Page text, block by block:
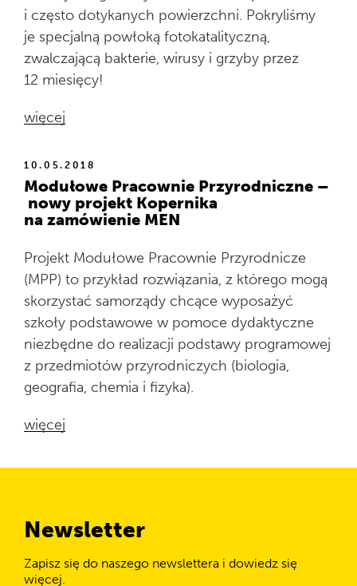
i często dotykanych powierzchni. Pokryliśmy
je specjalną powłoką fotokatalityczną,
zwalczającą bakterie, wirusy i grzyby przez
12 miesięcy!
więcej
10.05.2018
Modułowe Pracownie Przyrodniczne –
nowy projekt Kopernika
na zamówienie MEN
Projekt Modułowe Pracownie Przyrodnicze
(MPP) to przykład rozwiązania, z którego mogą
skorzystać samorządy chcące wyposażyć
szkoły podstawowe w pomoce dydaktyczne
niezbędne do realizacji podstawy programowej
z przedmiotów przyrodniczych (biologia,
geografia, chemia i fizyka).
więcej
Newsletter
Zapisz się do naszego newslettera i dowiedz się
więcej.